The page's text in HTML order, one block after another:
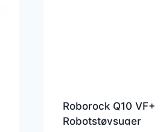
Roborock Q10 VF+
Robotstøvsuger